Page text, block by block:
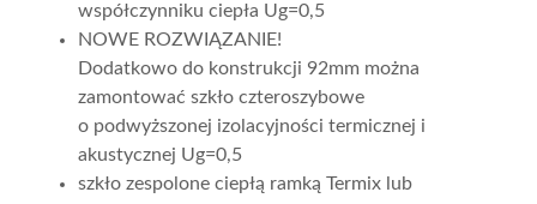
współczynniku ciepła Ug=0,5
NOWE ROZWIĄZANIE!
Dodatkowo do konstrukcji 92mm można
zamontować szkło czteroszybowe
o podwyższonej izolacyjności termicznej i
akustycznej Ug=0,5
szkło zespolone ciepłą ramką Termix lub